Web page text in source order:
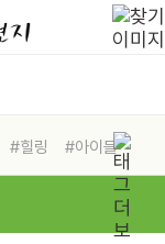
#힐링
#아이들